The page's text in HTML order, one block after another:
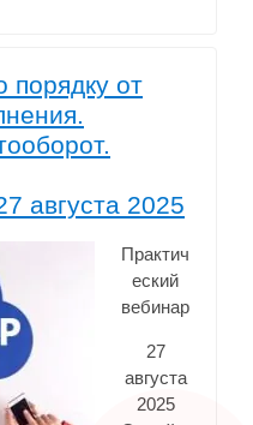
порядку от
августа 2025
Практич
еский
вебинар
27
августа
2025